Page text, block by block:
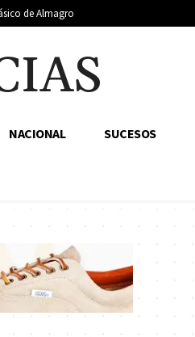
de Almagro
NACIONAL SUCESOS